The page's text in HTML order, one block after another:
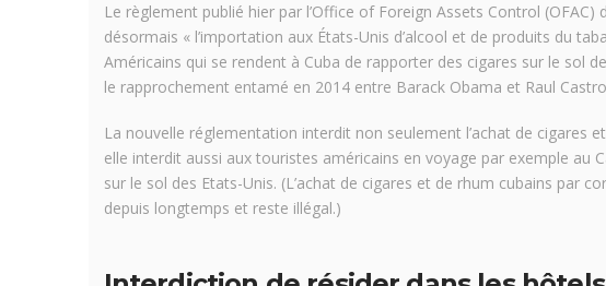
Le règlement publié hier par l’Office of Foreign Assets Control
désormais « l’importation aux États-Unis d’alcool et de produits du
Américains qui se rendent à Cuba de rapporter des cigares sur le sol
le rapprochement entamé en 2014 entre Barack Obama et Raul
La nouvelle réglementation interdit non seulement l’achat de cigares
elle interdit aussi aux touristes américains en voyage par exemple au
sur le sol des Etats-Unis. (L’achat de cigares et de rhum cubains par
depuis longtemps et reste illégal.)